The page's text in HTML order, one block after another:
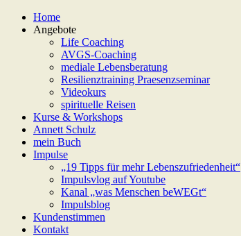
Home
Angebote
Life Coaching
AVGS-Coaching
mediale Lebensberatung
Resilienztraining Praesenzseminar
Videokurs
spirituelle Reisen
Kurse & Workshops
Annett Schulz
mein Buch
Impulse
„19 Tipps für mehr Lebenszufriedenheit“
Impulsvlog auf Youtube
Kanal „was Menschen beWEGt“
Impulsblog
Kundenstimmen
Kontakt